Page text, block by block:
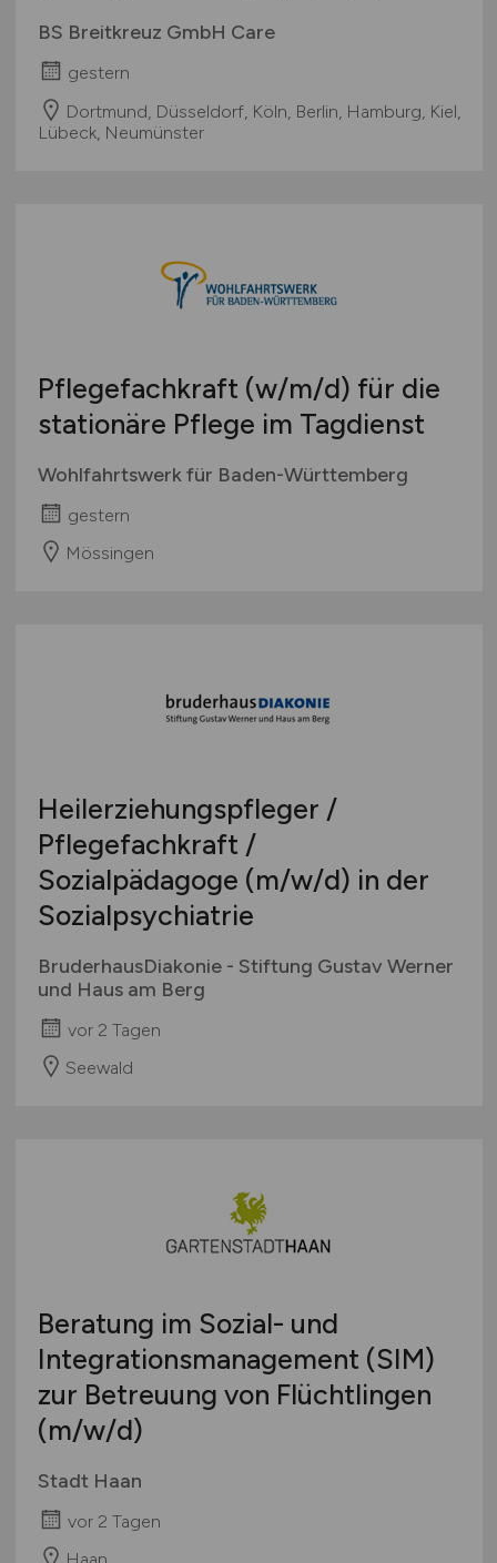
BS Breitkreuz GmbH Care
gestern
Dortmund, Düsseldorf, Köln, Berlin, Hamburg, Kiel,
Lübeck, Neumünster
Pflegefachkraft (w/m/d) für die
stationäre Pflege im Tagdienst
Wohlfahrtswerk für Baden-Württemberg
gestern
Mössingen
Heilerziehungspfleger /
Pflegefachkraft /
Sozialpädagoge (m/w/d) in der
Sozialpsychiatrie
BruderhausDiakonie - Stiftung Gustav Werner
und Haus am Berg
vor 2 Tagen
Seewald
Beratung im Sozial- und
Integrationsmanagement (SIM)
zur Betreuung von Flüchtlingen
(m/w/d)
Stadt Haan
vor 2 Tagen